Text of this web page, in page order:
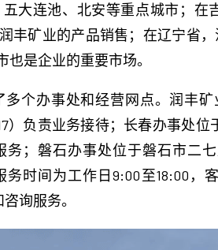
大连池、北安等重点城市；
丰矿业的产品销售；在辽宁省
是企业的重要市场。
个办事处和经营网点。润丰
）负责业务接待；长春办事处
务；磐石办事处位于磐石市二
务时间为工作日9:00至18:00
询服务。